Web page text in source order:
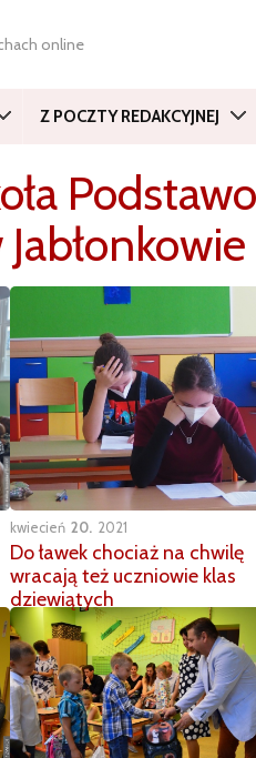
online
Z POCZTY REDAKCYJNEJ
kwiecień 20 2021
Do ławek chociaż na chwilę
wracają też uczniowie klas
dziewiątych